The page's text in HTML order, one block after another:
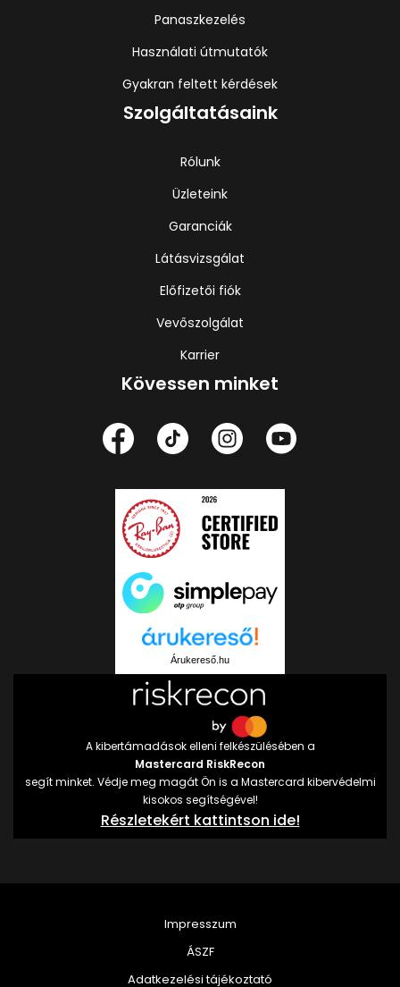
Panaszkezelés
Használati útmutatók
Gyakran feltett kérdések
Szolgáltatásaink
Rólunk
Üzleteink
Garanciák
Látásvizsgálat
Előfizetői fiók
Vevőszolgálat
Karrier
Kövessen minket
Árukereső.hu
A kibertámadások elleni felkészülésében a
Mastercard RiskRecon
segít minket. Védje meg magát Ön is a Mastercard kibervédelmi
kisokos segítségével!
Részletekért kattintson ide!
Impresszum
ÁSZF
Adatkezelési tájékoztató